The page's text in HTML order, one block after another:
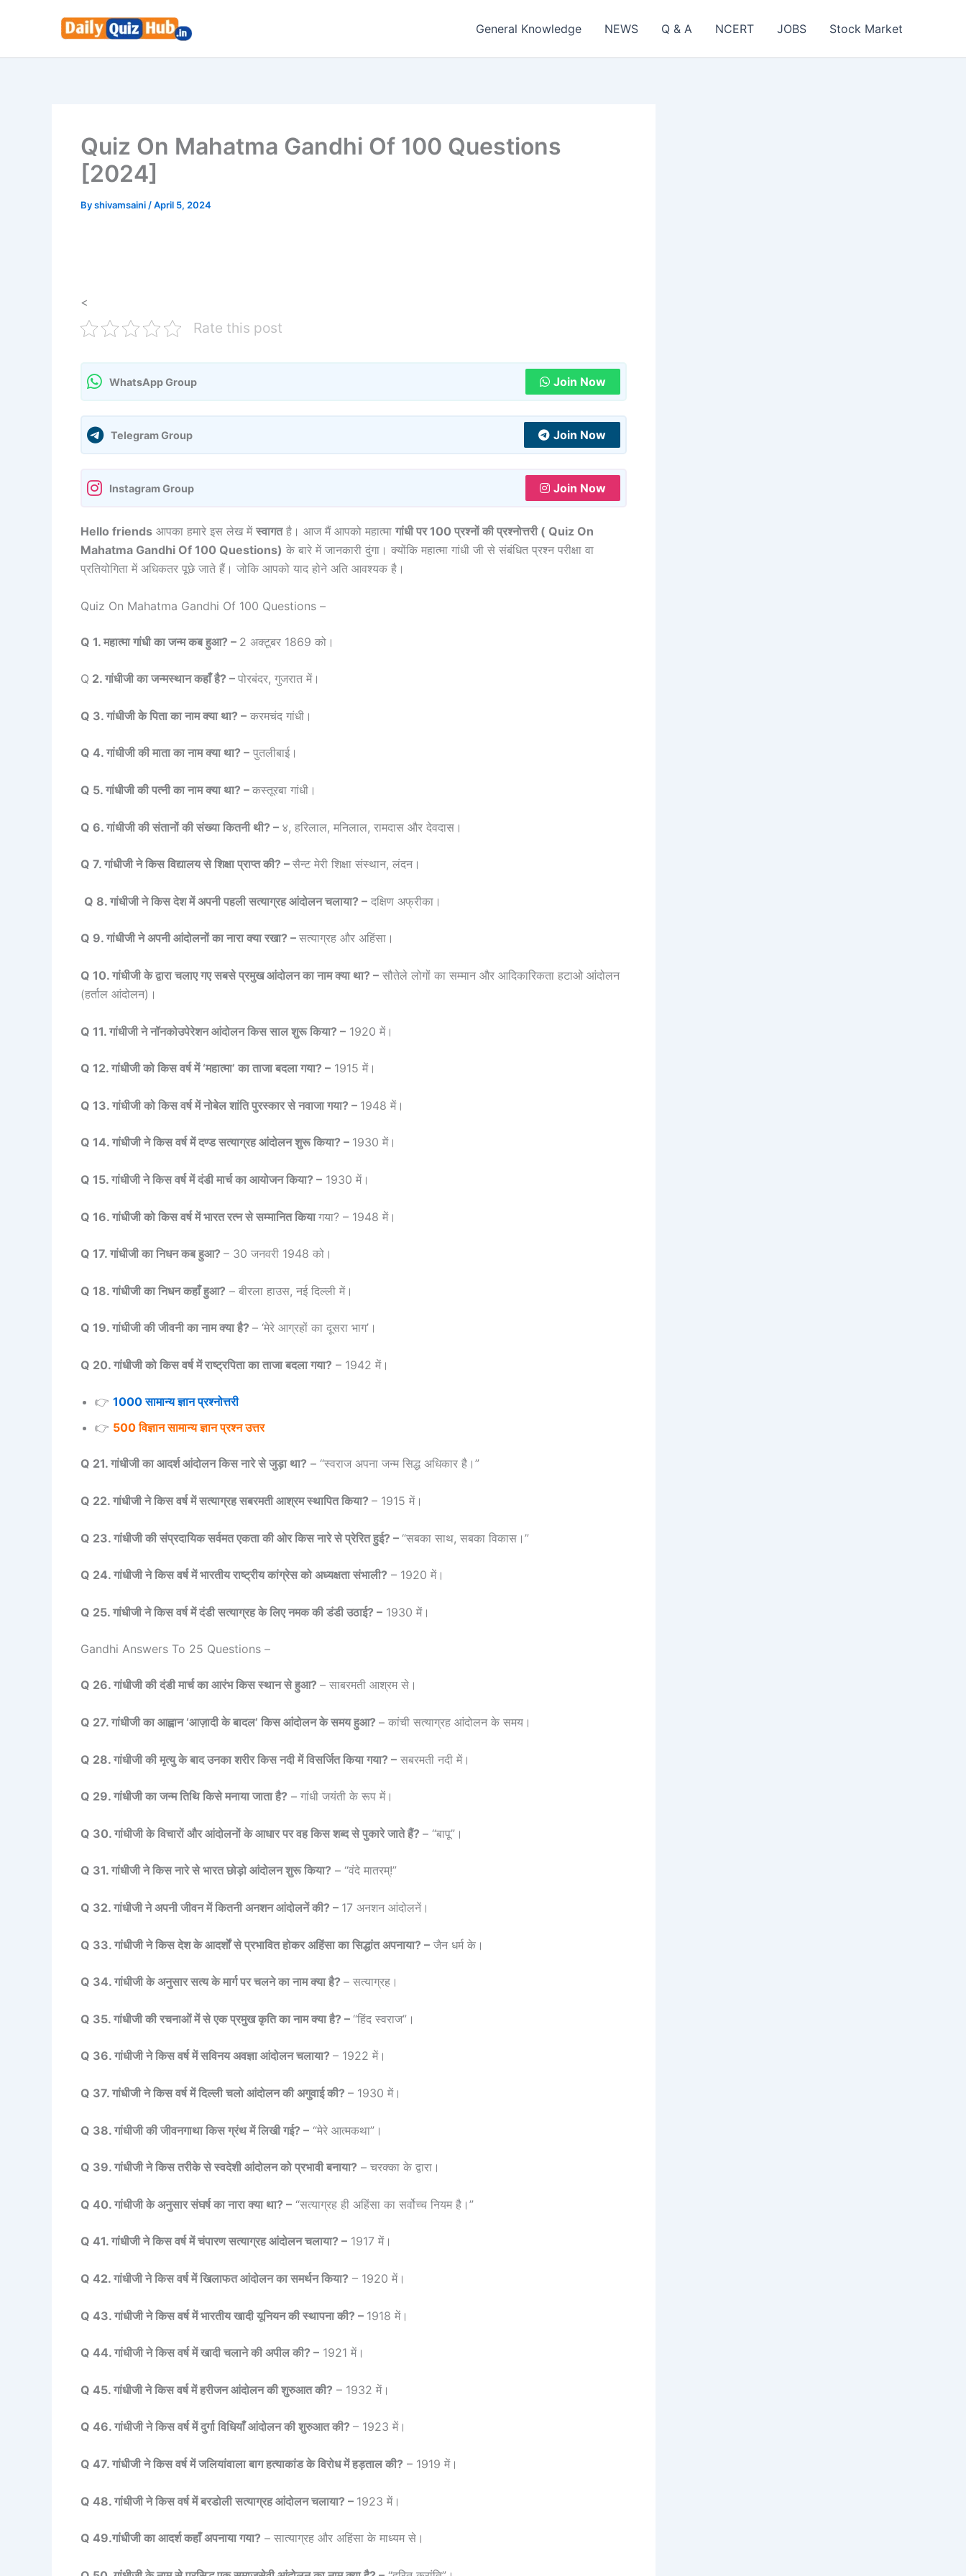
General Knowledge NEWS Q & A NCERT JOBS Stock Market
Quiz On Mahatma Gandhi Of 100 Questions
[2024]
Byshivamsaini /April 5, 2024
<
Rate this post
WhatsApp Group Join Now
Telegram Group Join Now
Instagram Group Join Now
Hello friends आपका हमारे इस लेख में स्वागतहै। आज मैं आपको महात्मा गांधी पर 100 प्रश्नों की प्रश्नोत्तरी ( Quiz On
Mahatma Gandhi Of 100 Questions) के बारे में जानकारी दुंगा। क्योंकि महात्मा गांधी जी से संबंधित प्रश्न परीक्षा वा
प्रतियोगिता में अधिकतर पूछे जाते हैं। जोकि आपको याद होने अति आवश्यक है।
Quiz On Mahatma Gandhi Of 100 Questions –
Q 1. महात्मा गांधी का जन्म कब हुआ? – 2 अक्टूबर 1869 को।
Q 2. गांधीजी का जन्मस्थान कहाँ है? – पोरबंदर, गुजरात में।
Q 3. गांधीजी के पिता का नाम क्या था? – करमचंद गांधी।
Q 4. गांधीजी की माता का नाम क्या था? – पुतलीबाई।
Q 5. गांधीजी की पत्नी का नाम क्या था? – कस्तूरबा गांधी।
Q 6. गांधीजी की संतानों की संख्या कितनी थी? – ४, हरिलाल, मनिलाल, रामदास और देवदास।
Q 7. गांधीजी ने किस विद्यालय से शिक्षा प्राप्त की? – सैन्ट मेरी शिक्षा संस्थान, लंदन।
Q 8. गांधीजी ने किस देश में अपनी पहली सत्याग्रह आंदोलन चलाया? – दक्षिण अफ्रीका।
Q 9. गांधीजी ने अपनी आंदोलनों का नारा क्या रखा? – सत्याग्रह और अहिंसा।
Q 10. गांधीजी के द्वारा चलाए गए सबसे प्रमुख आंदोलन का नाम क्या था? – सौतेले लोगों का सम्मान और आदिकारिकता हटाओ आंदोलन
(हर्ताल आंदोलन)।
Q 11. गांधीजी ने नॉनकोउपेरेशन आंदोलन किस साल शुरू किया? – 1920 में।
Q 12. गांधीजी को किस वर्ष में ‘महात्मा’ का ताजा बदला गया? – 1915 में।
Q 13. गांधीजी को किस वर्ष में नोबेल शांति पुरस्कार से नवाजा गया? – 1948 में।
Q 14. गांधीजी ने किस वर्ष में दण्ड सत्याग्रह आंदोलन शुरू किया? – 1930 में।
Q 15. गांधीजी ने किस वर्ष में दंडी मार्च का आयोजन किया? – 1930 में।
Q 16. गांधीजी को किस वर्ष में भारत रत्न से सम्मानित कियागया? – 1948 में।
Q 17. गांधीजी का निधन कब हुआ? – 30 जनवरी 1948 को।
Q 18. गांधीजी का निधन कहाँ हुआ? – बीरला हाउस, नई दिल्ली में।
Q 19. गांधीजी की जीवनी का नाम क्या है? – ‘मेरे आग्रहों का दूसरा भाग’।
Q 20. गांधीजी को किस वर्ष में राष्ट्रपिता का ताजा बदला गया? – 1942 में।
👉 1000 सामान्य ज्ञान प्रश्नोत्तरी
👉 500 विज्ञान सामान्य ज्ञान प्रश्न उत्तर
Q 21. गांधीजी का आदर्श आंदोलन किस नारे से जुड़ा था? – “स्वराज अपना जन्म सिद्ध अधिकार है।”
Q 22. गांधीजी ने किस वर्ष में सत्याग्रह सबरमती आश्रम स्थापित किया? – 1915 में।
Q 23. गांधीजी की संप्रदायिक सर्वमत एकता की ओर किस नारे से प्रेरित हुई? – “सबका साथ, सबका विकास।”
Q 24. गांधीजी ने किस वर्ष में भारतीय राष्ट्रीय कांग्रेस को अध्यक्षता संभाली? – 1920 में।
Q 25. गांधीजी ने किस वर्ष में दंडी सत्याग्रह के लिए नमक की डंडी उठाई? – 1930 में।
Gandhi Answers To 25 Questions –
Q 26. गांधीजी की दंडी मार्च का आरंभ किस स्थान से हुआ? – साबरमती आश्रम से।
Q 27. गांधीजी का आह्वान ‘आज़ादी के बादल’ किस आंदोलन के समय हुआ? – कांची सत्याग्रह आंदोलन के समय।
Q 28. गांधीजी की मृत्यु के बाद उनका शरीर किस नदी में विसर्जित किया गया? – सबरमती नदी में।
Q 29. गांधीजी का जन्म तिथि किसे मनाया जाता है? – गांधी जयंती के रूप में।
Q 30. गांधीजी के विचारों और आंदोलनों के आधार पर वह किस शब्द से पुकारे जाते हैं? – “बापू”।
Q 31. गांधीजी ने किस नारे से भारत छोड़ो आंदोलन शुरू किया? – “वंदे मातरम्!”
Q 32. गांधीजी ने अपनी जीवन में कितनी अनशन आंदोलनें की? – 17 अनशन आंदोलनें।
Q 33. गांधीजी ने किस देश के आदर्शों से प्रभावित होकर अहिंसा का सिद्धांत अपनाया? – जैन धर्म के।
Q 34. गांधीजी के अनुसार सत्य के मार्ग पर चलने का नाम क्या है? – सत्याग्रह।
Q 35. गांधीजी की रचनाओं में से एक प्रमुख कृति का नाम क्या है? – “हिंद स्वराज”।
Q 36. गांधीजी ने किस वर्ष में सविनय अवज्ञा आंदोलन चलाया? – 1922 में।
Q 37. गांधीजी ने किस वर्ष में दिल्ली चलो आंदोलन की अगुवाई की? – 1930 में।
Q 38. गांधीजी की जीवनगाथा किस ग्रंथ में लिखी गई? – “मेरे आत्मकथा”।
Q 39. गांधीजी ने किस तरीके से स्वदेशी आंदोलन को प्रभावी बनाया? – चरक्का के द्वारा।
Q 40. गांधीजी के अनुसार संघर्ष का नारा क्या था? – “सत्याग्रह ही अहिंसा का सर्वोच्च नियम है।”
Q 41. गांधीजी ने किस वर्ष में चंपारण सत्याग्रह आंदोलन चलाया? – 1917 में।
Q 42. गांधीजी ने किस वर्ष में खिलाफत आंदोलन का समर्थन किया? – 1920 में।
Q 43. गांधीजी ने किस वर्ष में भारतीय खादी यूनियन की स्थापना की? – 1918 में।
Q 44. गांधीजी ने किस वर्ष में खादी चलाने की अपील की? – 1921 में।
Q 45. गांधीजी ने किस वर्ष में हरीजन आंदोलन की शुरुआत की? – 1932 में।
Q 46. गांधीजी ने किस वर्ष में दुर्गा विधियाँ आंदोलन की शुरुआत की? – 1923 में।
Q 47. गांधीजी ने किस वर्ष में जलियांवाला बाग हत्याकांड के विरोध में हड़ताल की? – 1919 में।
Q 48. गांधीजी ने किस वर्ष में बरडोली सत्याग्रह आंदोलन चलाया? – 1923 में।
Q 49.गांधीजी का आदर्श कहाँ अपनाया गया? – सात्याग्रह और अहिंसा के माध्यम से।